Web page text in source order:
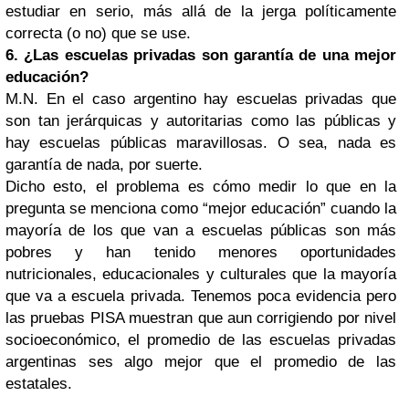
estudiar en serio, más allá de la jerga políticamente
correcta (o no) que se use.
6. ¿Las escuelas privadas son garantía de una mejor
educación?
M.N. En el caso argentino hay escuelas privadas que
son tan jerárquicas y autoritarias como las públicas y
hay escuelas públicas maravillosas. O sea, nada es
garantía de nada, por suerte.
Dicho esto, el problema es cómo medir lo que en la
pregunta se menciona como “mejor educación” cuando la
mayoría de los que van a escuelas públicas son más
pobres y han tenido menores oportunidades
nutricionales, educacionales y culturales que la mayoría
que va a escuela privada. Tenemos poca evidencia pero
las pruebas PISA muestran que aun corrigiendo por nivel
socioeconómico, el promedio de las escuelas privadas
argentinas ses algo mejor que el promedio de las
estatales.